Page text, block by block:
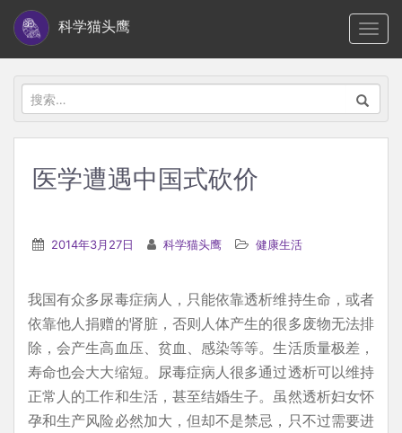
i
科学猫头鹰
搜
索：
医学遭遇中国式砍价
2014年3月27日 科学猫头鹰 健康生活
我国有众多尿毒症病人，只能依靠透析维持生命，或者
依靠他人捐赠的肾脏，否则人体产生的很多废物无法排
除，会产生高血压、贫血、感染等等。生活质量极差，
寿命也会大大缩短。尿毒症病人很多通过透析可以维持
正常人的工作和生活，甚至结婚生子。虽然透析妇女怀
孕和生产风险必然加大，但却不是禁忌，只不过需要进